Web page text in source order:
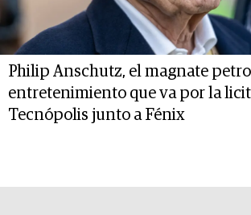
Philip Anschutz, el magnate
entretenimiento que va por la
Tecnópolis junto a Fénix